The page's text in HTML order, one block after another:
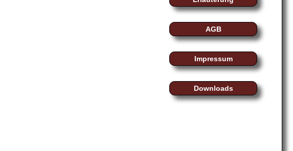
AGB
Impressum
Downloads